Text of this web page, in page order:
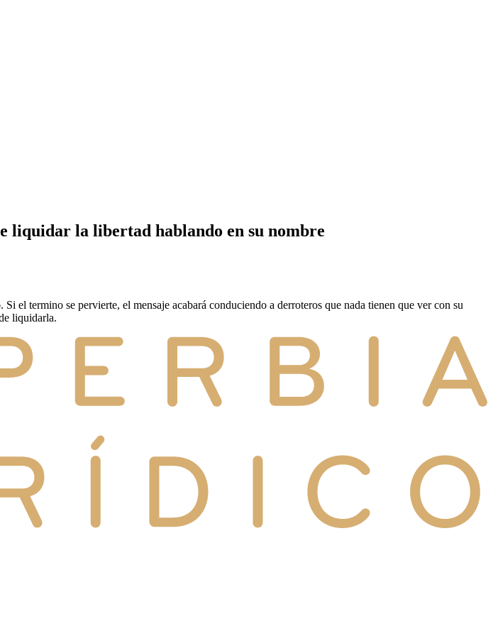
liquidar la libertad hablando en su nombre
el termino se pervierte, el mensaje acabará conduciendo a derroteros que nada tienen que ver con su
liquidarla.